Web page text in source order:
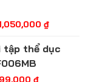
₫
tập thể dục
₫